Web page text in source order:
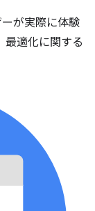
が実際に体験
最適化に関する